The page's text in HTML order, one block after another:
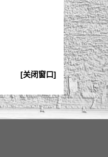
[关闭窗口]